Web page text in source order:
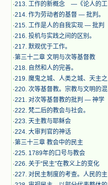
·213. 工作的新概念 —《论人的工
·214. 作为劳动者的基督 — 批判。
·215. 工作是人的自我实现 — 批判
·216. 投机与实践之间的区别。
·217. 默观优于工作。
·第三十二章 文明与次等基督教
·218. 自然和人的完善。
·219. 魔鬼之城、人类之城、天主之
·220. 次等基督教。宗教与文明的混
·221. 对次等基督教的批判 — 神学
·222. 梵二后的教会与社会。
·223. 天主教与耶稣会
·224. 大审判官的神话
·第三十三章 教会中的民主
·225. 1789年的口号与教会
·226. 关于“民主”在教义上的变化
·227. 对民主制度的考查。人民的主